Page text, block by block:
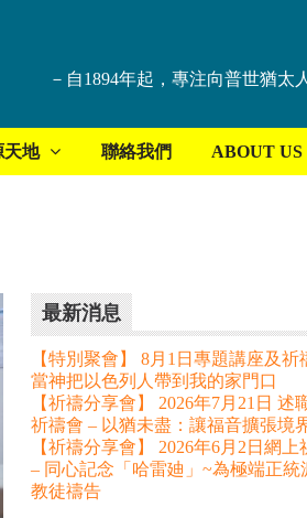
－自1894年起，專注向普世猶太
天地 聯絡我們 ABOUT US
最新消息
【特別聚會】 8月1日專題講座及祈
當神把以色列人帶到我的家門口
【祈禱分享會】 2026年7月21日 述
祈禱會 – 以猶未盡：讓福音擴張境
【祈禱分享會】 2026年6月2日網上
– 同心記念「哈雷廸」~為極端正統
教徒禱告